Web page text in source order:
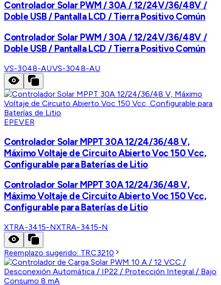
Controlador Solar PWM / 30A / 12/24V/36/48V /
Doble USB / Pantalla LCD / Tierra Positivo Común
Controlador Solar PWM / 30A / 12/24V/36/48V /
Doble USB / Pantalla LCD / Tierra Positivo Común
VS-3048-AUVS-3048-AU
EPEVER
Controlador Solar MPPT 30A 12/24/36/48 V,
Máximo Voltaje de Circuito Abierto Voc 150 Vcc,
Configurable para Baterías de Litio
Controlador Solar MPPT 30A 12/24/36/48 V,
Máximo Voltaje de Circuito Abierto Voc 150 Vcc,
Configurable para Baterías de Litio
XTRA-3415-NXTRA-3415-N
Reemplazo sugerido: TRC3210